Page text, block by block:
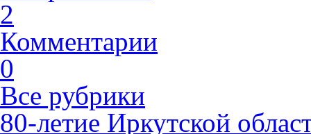
2
Комментарии
0
Все рубрики
80-летие Иркутской